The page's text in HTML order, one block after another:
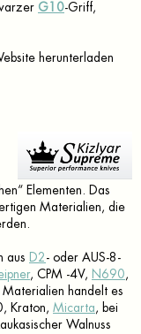
G10-Griff,
herunterladen
Elementen. Das
Materialien, die
aus D2 - oder AUS-8-
, CPM -4V, N690 ,
handelt es
Kraton, Micarta , bei
Walnuss